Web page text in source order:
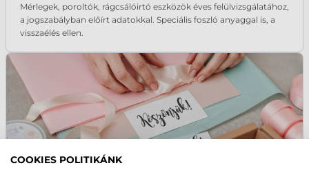
Mérlegek, poroltók, rágcsálóirtó eszközök éves felülvizsgálatához,
a jogszabályban előírt adatokkal. Speciális foszló anyaggal is, a
visszaélés ellen.
COOKIES POLITIKÁNK